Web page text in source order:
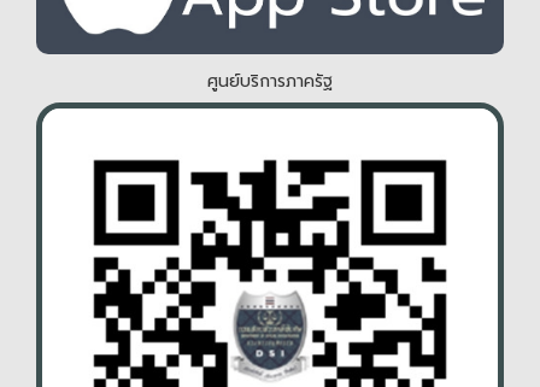
ศูนย์บริการภาครัฐ